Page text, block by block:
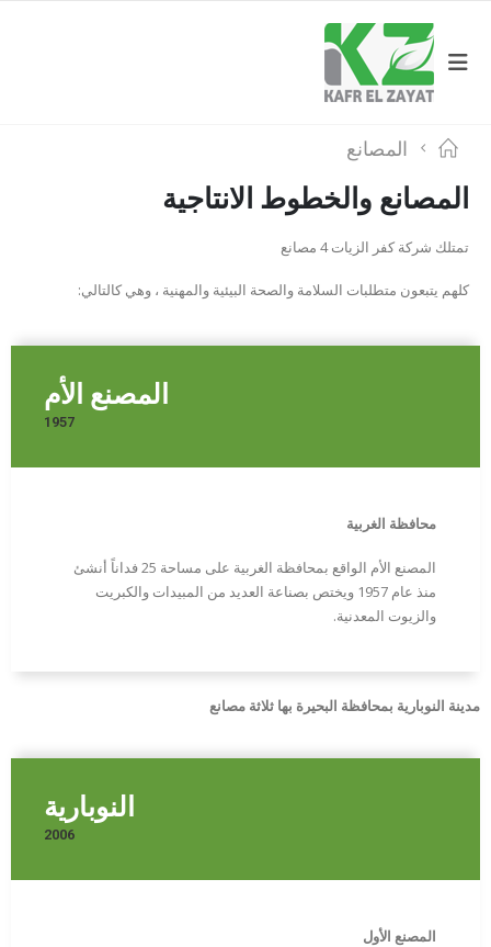
المصانع
المصانع والخطوط الانتاجية
تمتلك شركة كفر الزيات 4 مصانع
كلهم يتبعون متطلبات السلامة والصحة البيئية والمهنية ، وهي كالتالي:
المصنع الأم
1957
محافظة الغربية
المصنع الأم الواقع بمحافظة الغربية على مساحة 25 فداناً أنشئ
منذ عام 1957 ويختص بصناعة العديد من المبيدات والكبريت
والزيوت المعدنية.
مدينة النوبارية بمحافظة البحيرة بها ثلاثة مصانع
النوبارية
2006
المصنع الأول